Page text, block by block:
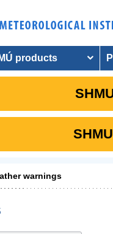
products
warnings